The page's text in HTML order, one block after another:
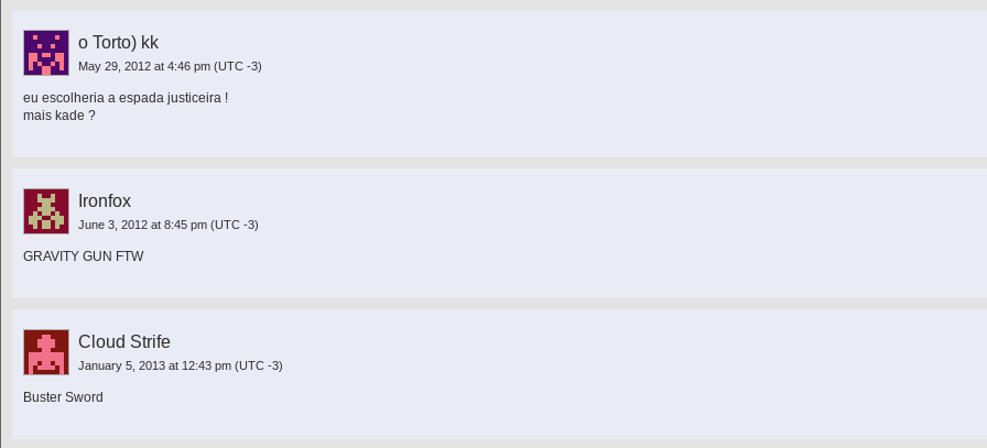
o Torto) kk
May 29, 2012 at 4:46 pm (UTC -3)
eu escolheria a espada justiceira !
mais kade ?
Ironfox
June 3, 2012 at 8:45 pm (UTC -3)
GRAVITY GUN FTW
Cloud Strife
January 5, 2013 at 12:43 pm (UTC -3)
Buster Sword